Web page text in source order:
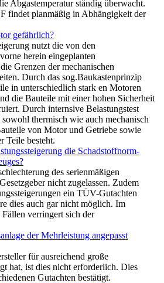
Abgastemperatur ständig überwacht.
findet planmäßig in Abhängigkeit der
gefährlich?
nutzt die von den
herein eingeplanten
Grenzen der mechanischen
Durch das sog.Baukastenprinzip
in unterschiedlich stark en Motoren
die Bauteile mit einer hohen Sicherheit
Durch internsive Belastungstest
thermisch wie auch mechanisch
von Motor und Getriebe sowie
Teile besteht.
die Schadstoffnorm-
des serienmäßigen
nicht zugelassen. Zudem
ein TÜV-Gutachten
dies auch gar nicht möglich. Im
verringert sich der
der Mehrleistung angepasst
für ausreichend große
hat, ist dies nicht erforderlich. Dies
Gutachten bestätigt.